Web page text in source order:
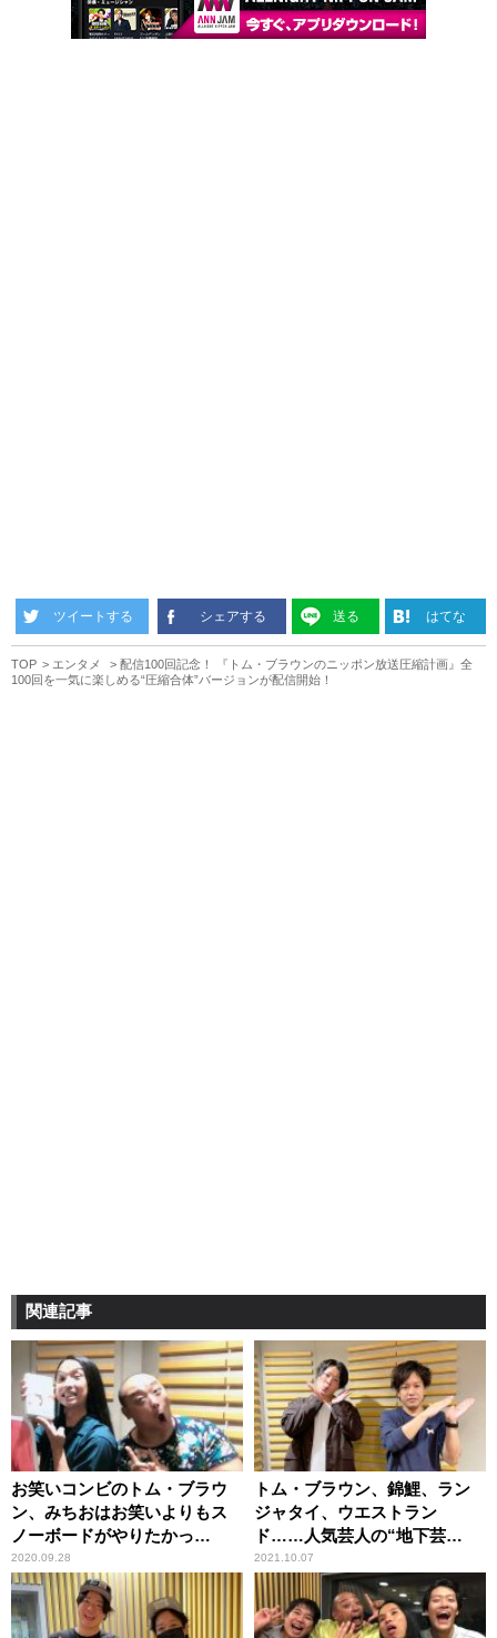
ツイートする シェアする 送る はてな
TOP エンタメ
配信100回記念！ 『トム・ブラウンのニッポン放送圧縮計画』全
100回を一気に楽しめる“圧縮合体”バージョンが配信開始！
関連記事
お笑いコンビのトム・ブラウ
ン、みちおはお笑いよりもス
ノーボードがやりたかっ
た！？
2020.09.28
トム・ブラウン、錦鯉、ラン
ジャタイ、ウエストラン
ド……人気芸人の“地下芸
人”時代の芸風をぺこぱが回顧
「だいぶ変わった」「あんま
り変わらない」
2021.10.07